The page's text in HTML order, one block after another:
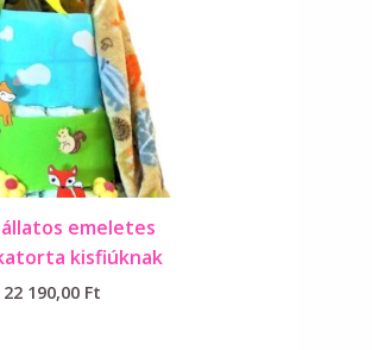
emeletes
kisfiúknak
22 190,00 Ft